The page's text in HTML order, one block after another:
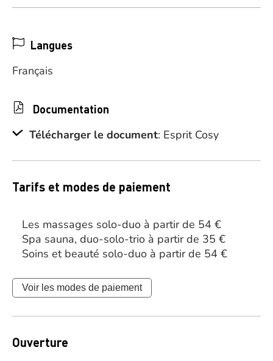
Langues
Français
Documentation
Télécharger le document: Esprit Cosy
Tarifs et modes de paiement
Les massages solo-duo à partir de 54 €
Spa sauna, duo-solo-trio à partir de 35 €
Soins et beauté solo-duo à partir de 54 €
Voir les modes de paiement
Ouverture